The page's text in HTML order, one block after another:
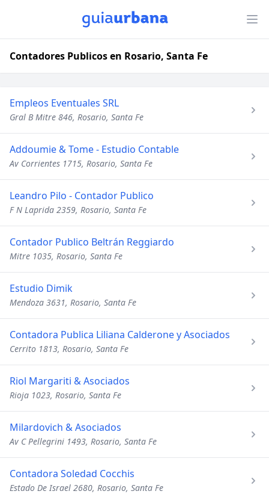
Contadores Publicos en Rosario, Santa Fe
Empleos Eventuales SRL
Gral B Mitre 846, Rosario, Santa Fe
Addoumie & Tome - Estudio Contable
Av Corrientes 1715, Rosario, Santa Fe
Leandro Pilo - Contador Publico
F N Laprida 2359, Rosario, Santa Fe
Contador Publico Beltrán Reggiardo
Mitre 1035, Rosario, Santa Fe
Estudio Dimik
Mendoza 3631, Rosario, Santa Fe
Contadora Publica Liliana Calderone y Asociados
Cerrito 1813, Rosario, Santa Fe
Riol Margariti & Asociados
Rioja 1023, Rosario, Santa Fe
Milardovich & Asociados
Av C Pellegrini 1493, Rosario, Santa Fe
Contadora Soledad Cocchis
Estado De Israel 2680, Rosario, Santa Fe